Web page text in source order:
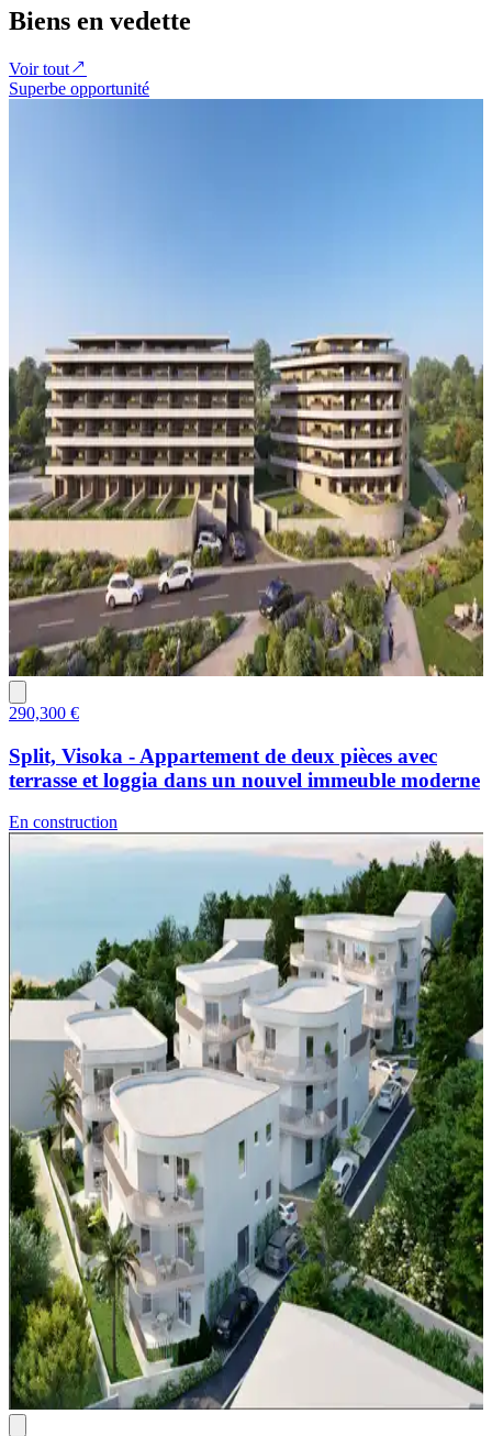
Biens en vedette
Voir tout
Superbe opportunité
290,300 €
Split, Visoka - Appartement de deux pièces avec
terrasse et loggia dans un nouvel immeuble moderne
En construction